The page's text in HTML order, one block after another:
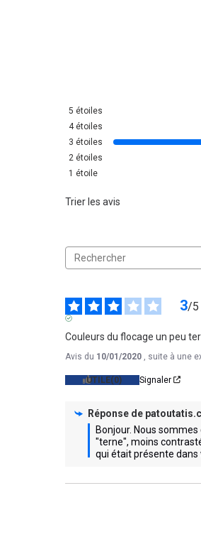
5 étoiles
4 étoiles
3 étoiles
2 étoiles
1 étoile
Trier les avis
3/5
Couleurs du flocage un peu
Avis du 10/01/2020 , suite à une
UTILE(0) Signaler
Réponse de
Bonjour. Nous
"terne", moins
qui était présente dans